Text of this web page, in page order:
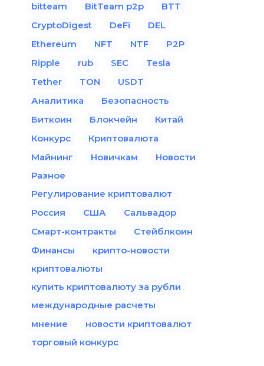
bitteam
BitTeam p2p
BTT
CryptoDigest
DeFi
DEL
Ethereum
NFT NTF
P2P
Ripple
rub SEC
Tesla
Tether
TON
USDT
Аналитика
Безопасность
Биткоин
Блокчейн
Китай
Конкурс
Криптовалюта
Майнинг
Новичкам
Новости
Разное
Регулирование криптовалют
Россия
США
Сальвадор
Смарт-контракты
Стейблкоин
Финансы
крипто-новости
криптовалюты
купить криптовалюту за рубли
международные расчеты
мнение
новости криптовалют
торговый конкурс